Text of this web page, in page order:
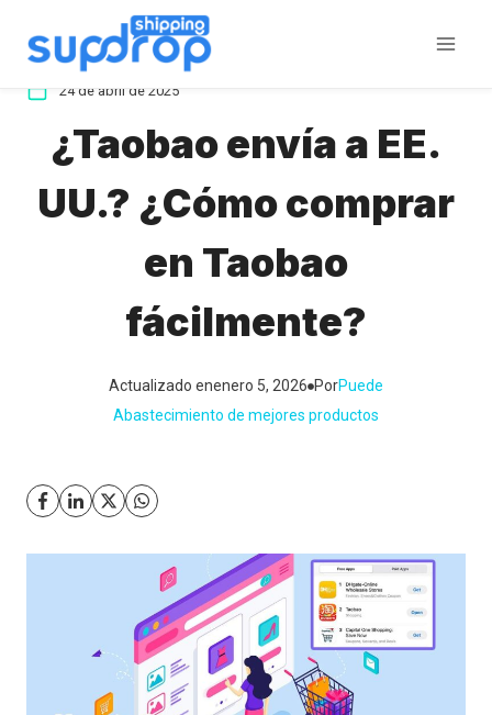
24 de abril de 2025
¿Taobao envía a EE.
UU.? ¿Cómo comprar
en Taobao
fácilmente?
Actualizado enenero 5, 2026 PorPuede
Abastecimiento de mejores productos